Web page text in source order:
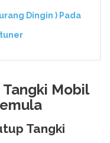
Dingin ) Pada
Mobil
Tangki